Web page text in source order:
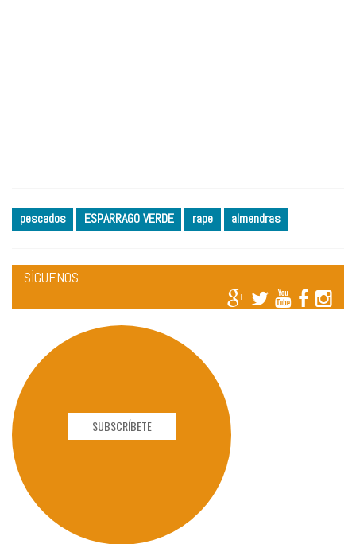
pescados ESPARRAGO VERDE rape almendras
SÍGUENOS
SUBSCRÍBETE